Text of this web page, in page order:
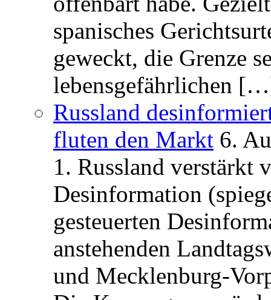
spanisches
geweckt, die Grenze
lebensgefährlichen
Russland
fluten den Markt 6.
1. Russland verstärkt
Desinformation
gesteuerten
anstehenden
und Mecklenburg-